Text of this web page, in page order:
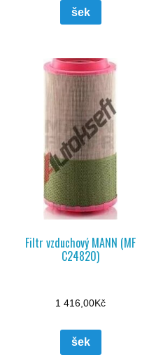
šek
Filtr vzduchový MANN (MF
C24820)
1 416,00Kč
šek